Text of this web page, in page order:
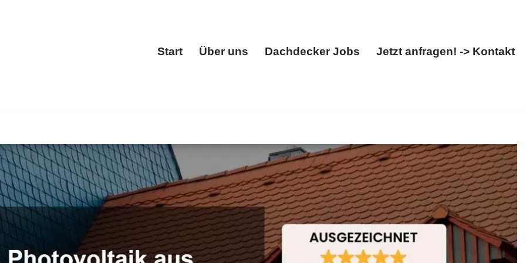
Start Über uns Dachdecker Jobs Jetzt anfragen! -> Kontakt
bei 🔨BOHN als auch ✓Dacheindeckung, Dachfenster, Dachgauben, Dachstuhl. Wollen Sie
oder ✓Dachstuhl für Gernsheim (Schöfferstadt)? ➡️ BOHN, Ihr Dachdeckermeister. Ihr Erfolg, unser